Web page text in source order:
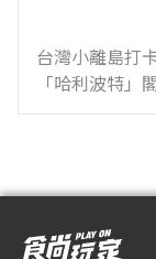
台灣小離島打
「哈利波特」